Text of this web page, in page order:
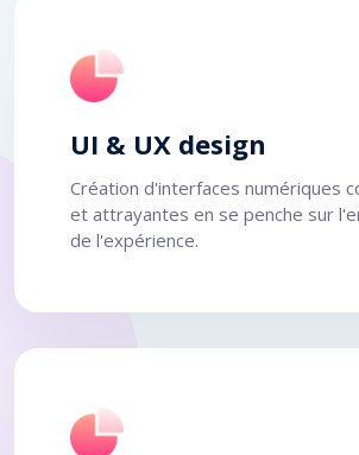
UI & UX design
Création d'interfaces numériques
et attrayantes en se penche sur
de l'expérience.